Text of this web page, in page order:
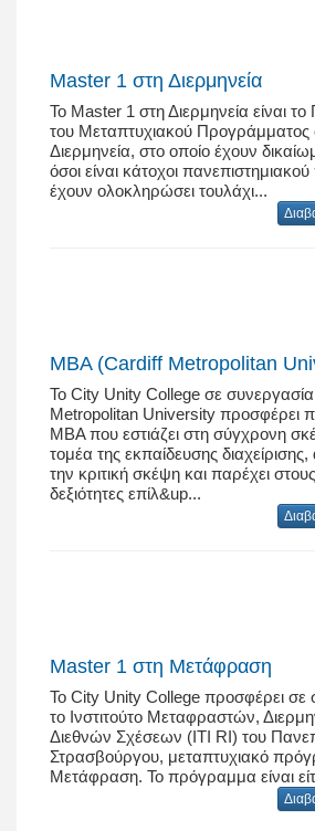
Master 1 στη Διερμηνεία
Το Master 1 στη Διερμηνεία είναι
του Μεταπτυχιακού Προγράμματος
Διερμηνεία, στο οποίο έχουν
όσοι είναι κάτοχοι
έχουν ολοκληρώσει τουλάχι...
MBA (Cardiff Metropolitan
Το City Unity College σε
Metropolitan University προσφέρει
MBA που εστιάζει στη σύγχρονη
τομέα της εκπαίδευσης
την κριτική σκέψη και παρέχει
δεξιότητες επίλ&up...
Master 1 στη Μετάφραση
Το City Unity College προσφέρει σε
το Ινστιτούτο Μεταφραστών,
Διεθνών Σχέσεων (ITI RI) του
Στρασβούργου, μεταπτυχιακό
Μετάφραση. Το πρόγραμμα είναι